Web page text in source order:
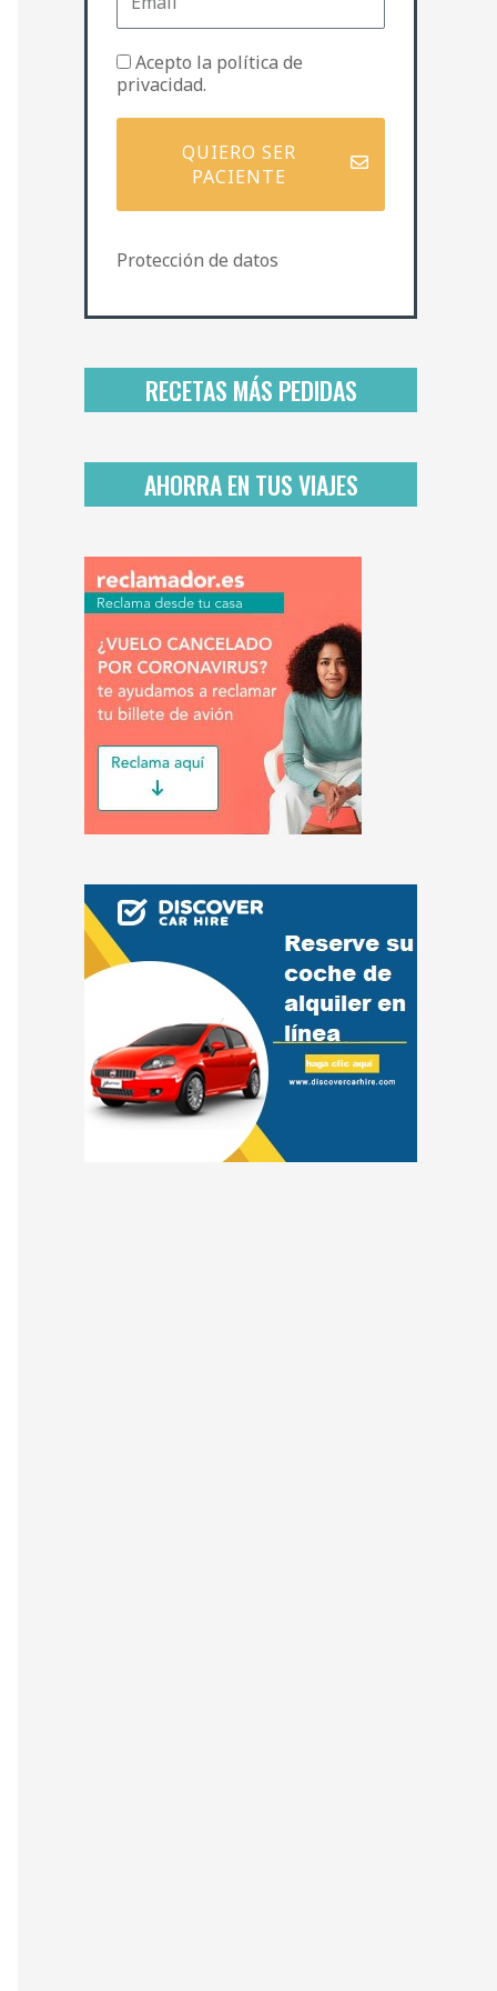
ea
i
l
P
o
í
a
e
i
a
i
a
Acepto la política de
privacidad.
QUIERO SER
PACIENTE
Protección de datos
RECETAS MÁS PEDIDAS
AHORRA EN TUS VIAJES